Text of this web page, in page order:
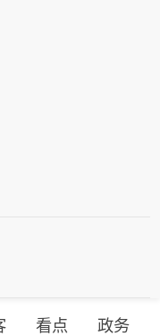
看点 政务